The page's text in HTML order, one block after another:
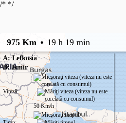
/* */
975 Km • 19 h 19 min
A: Lefkosia
B: Izmir
Viteză:
50 Km/h